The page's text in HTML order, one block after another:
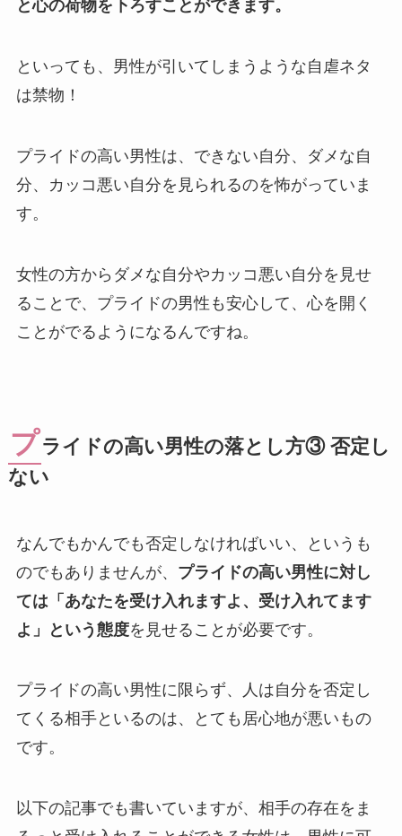
と心の荷物を下ろすことができます。
といっても、男性が引いてしまうような自虐ネタ
は禁物！
プライドの高い男性は、できない自分、ダメな自
分、カッコ悪い自分を見られるのを怖がっていま
す。
女性の方からダメな自分やカッコ悪い自分を見せ
ることで、プライドの男性も安心して、心を開く
ことがでるようになるんですね。
プライドの高い男性の落とし方③ 否定し
ない
なんでもかんでも否定しなければいい、というも
のでもありませんが、 プライドの高い男性に対し
ては「あなたを受け入れますよ、受け入れてます
よ」という態度を見せることが必要です。
プライドの高い男性に限らず、人は自分を否定し
てくる相手といるのは、とても居心地が悪いもの
です。
以下の記事でも書いていますが、相手の存在をま